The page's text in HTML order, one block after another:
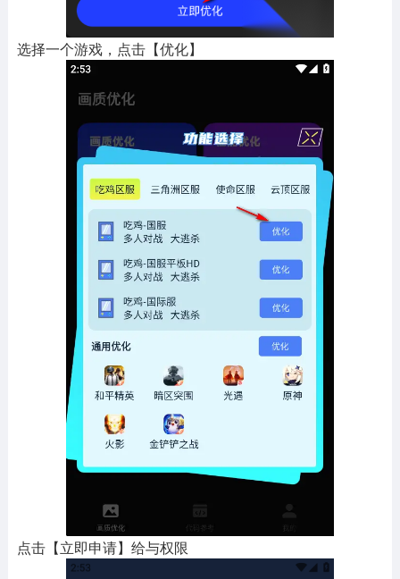
选择一个游戏，点击【优化】
点击【立即申请】给与权限